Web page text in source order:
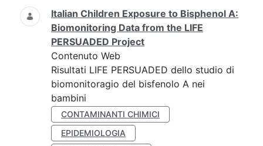
Italian Children Exposure to Bisphenol A:
Biomonitoring Data from the LIFE
PERSUADED Project
Contenuto Web
Risultati LIFE PERSUADED dello studio di
biomonitoragio del bisfenolo A nei
bambini
CONTAMINANTI CHIMICI
EPIDEMIOLOGIA